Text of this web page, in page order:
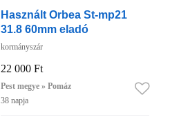
Használt Orbea St-mp21
31.8 60mm eladó
kormányszár
22 000 Ft
Pest megye » Pomáz
38 napja